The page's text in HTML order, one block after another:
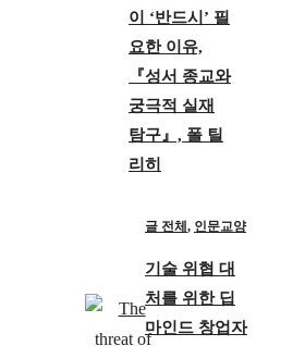
이 ‘반드시’ 필
요한 이유,
『성서 종교와
궁극적 실재
탐구』, 폴 틸
리히
글 전체 , 인문교양
기술 위협 대
처를 위한 딥
마인드 창업자